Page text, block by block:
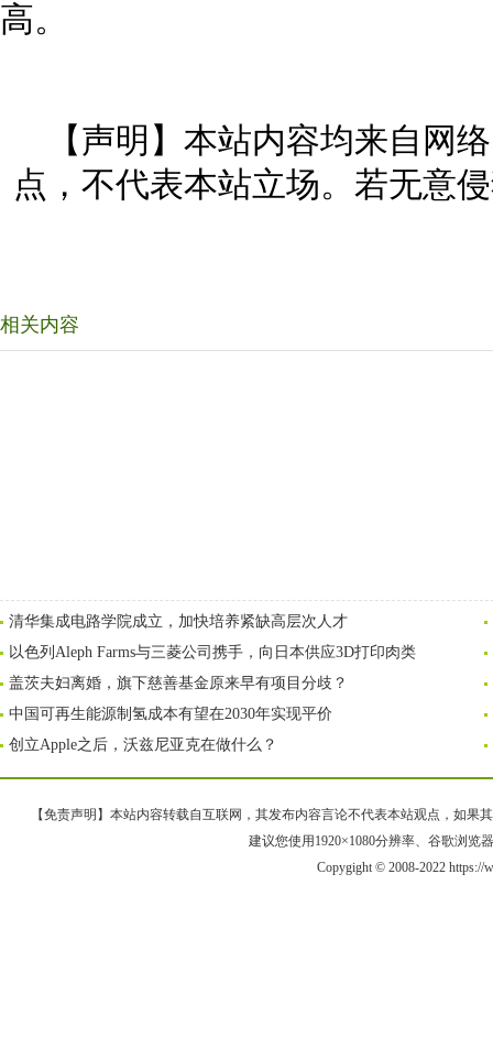
高。
【声明】本站内容均来自网
点，不代表本站立场。若无意
相关内容
清华集成电路学院成立，加快培养紧缺高层次人才
以色列Aleph Farms与三菱公司携手，向日本供应3D打印肉类
盖茨夫妇离婚，旗下慈善基金原来早有项目分歧？
中国可再生能源制氢成本有望在2030年实现平价
创立Apple之后，沃兹尼亚克在做什么？
【免责声明】本站内容转载自互联网，其发布内容言论不代表本站观点，如果
建议您使用1920×1080分辨率、谷歌浏览
Copygight © 2008-2022 https://